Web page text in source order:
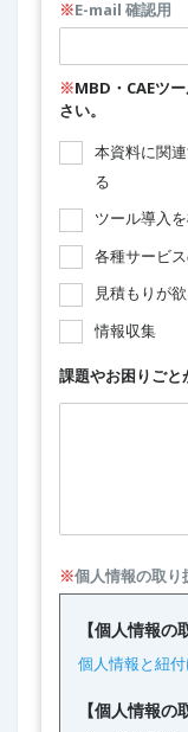
※E-mail 確認用
※MBD・CAEツ
さい。
本資料に関
る
ツール導入
各種サービ
見積もりが
情報収集
課題やお困りごと
※個人情報の取り